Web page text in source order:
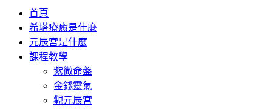
首頁
希塔療癒是什麼
元辰宮是什麼
課程教學
紫微命盤
金錢靈氣
觀元辰宮